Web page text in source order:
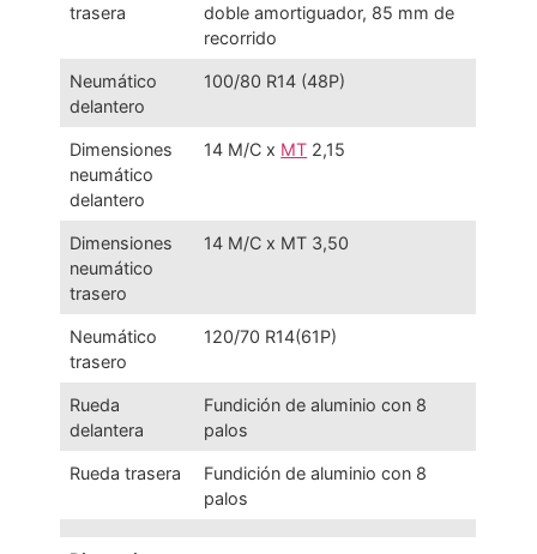
trasera
doble amortiguador, 85 mm de
recorrido
Neumático
delantero
100/80 R14 (48P)
Dimensiones
neumático
delantero
14 M/C x MT 2,15
Dimensiones
neumático
trasero
14 M/C x MT 3,50
Neumático
trasero
120/70 R14(61P)
Rueda
delantera
Fundición de aluminio con 8
palos
Rueda trasera
Fundición de aluminio con 8
palos